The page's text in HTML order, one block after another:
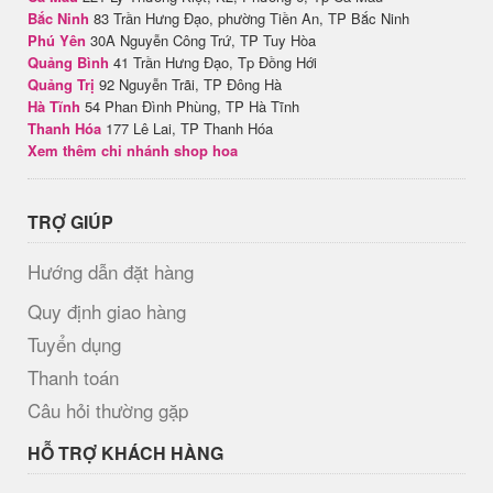
Bắc Ninh 83 Trần Hưng Đạo, phường Tiền An, TP Bắc Ninh
Phú Yên 30A Nguyễn Công Trứ, TP Tuy Hòa
Quảng Bình 41 Trần Hưng Đạo, Tp Đồng Hới
Quảng Trị 92 Nguyễn Trãi, TP Đông Hà
Hà Tĩnh 54 Phan Đình Phùng, TP Hà Tĩnh
Thanh Hóa 177 Lê Lai, TP Thanh Hóa
Xem thêm chi nhánh shop hoa
TRỢ GIÚP
Hướng dẫn đặt hàng
Quy định giao hàng
Tuyển dụng
Thanh toán
Câu hỏi thường gặp
HỖ TRỢ KHÁCH HÀNG